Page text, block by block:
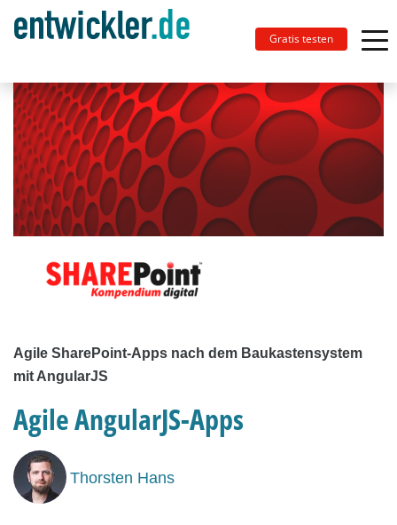
Gratis testen
Agile SharePoint-Apps nach dem Baukastensystem
mit AngularJS
Agile AngularJS-Apps
Thorsten Hans